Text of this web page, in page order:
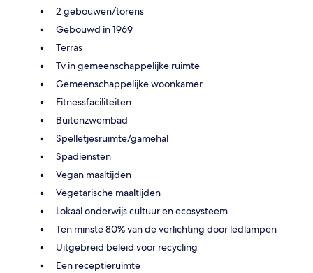
2 gebouwen/torens
Gebouwd in 1969
Terras
Tv in gemeenschappelijke ruimte
Gemeenschappelijke woonkamer
Fitnessfaciliteiten
Buitenzwembad
Spelletjesruimte/gamehal
Spadiensten
Vegan maaltijden
Vegetarische maaltijden
Lokaal onderwijs cultuur en ecosysteem
Ten minste 80% van de verlichting door ledlampen
Uitgebreid beleid voor recycling
Een receptieruimte